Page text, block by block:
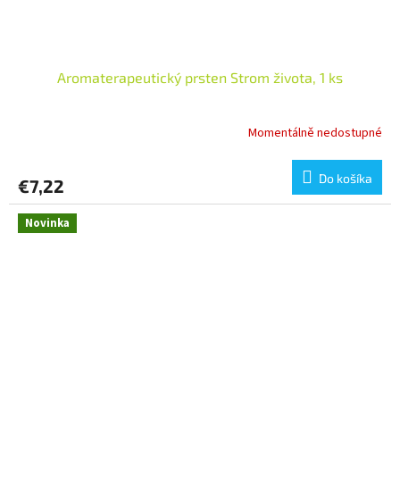
Aromaterapeutický prsten Strom života, 1 ks
Momentálně nedostupné
€7,22 Do košíka
Novinka